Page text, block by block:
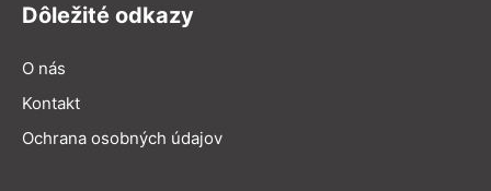
Dôležité odkazy
O nás
Kontakt
Ochrana osobných údajov